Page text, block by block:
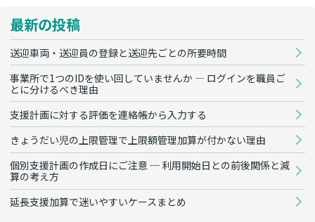
最新の投稿
送迎車両・送迎員の登録と送迎先ごとの所要時間
事業所で1つのIDを使い回していませんか — ログインを職員ご
とに分けるべき理由
支援計画に対する評価を連絡帳から入力する
きょうだい児の上限管理で上限額管理加算が付かない理由
個別支援計画の作成日にご注意 ─ 利用開始日との前後関係と減
算の考え方
延長支援加算で迷いやすいケースまとめ